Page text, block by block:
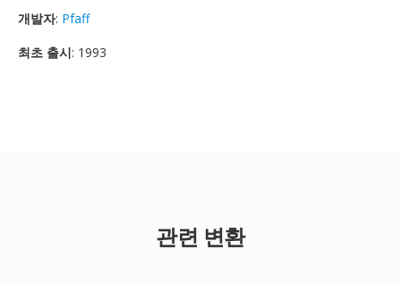
개발자: Pfaff
최초 출시: 1993
관련 변환